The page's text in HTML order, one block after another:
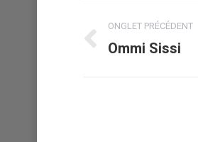
Navigation
de
ONGLET PRÉCÉDENT
Onglet
Ommi Sissi